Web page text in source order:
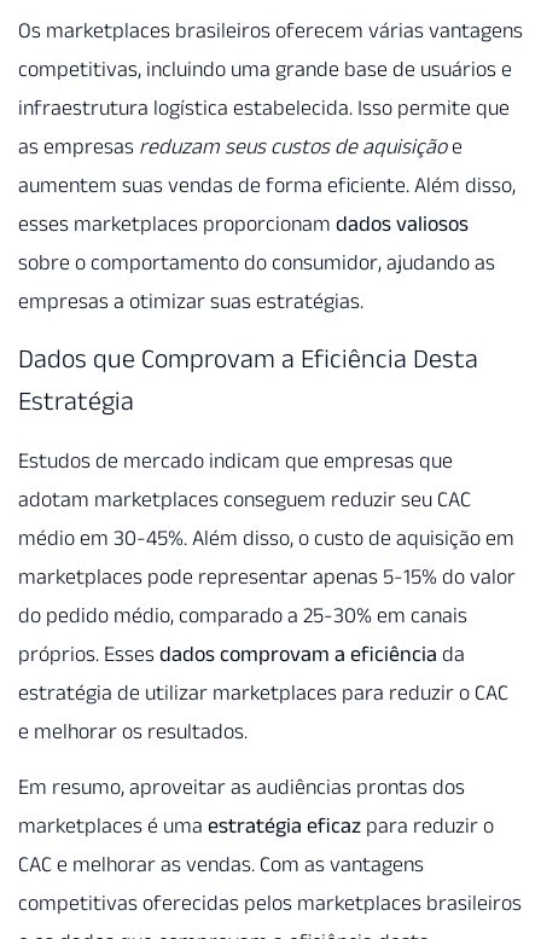
Os marketplaces brasileiros oferecem várias vantagens
competitivas, incluindo uma grande base de usuários e
infraestrutura logística estabelecida. Isso permite que
as empresas reduzam seus custos de aquisiçãoe
aumentem suas vendas de forma eficiente. Além disso,
esses marketplaces proporcionam dados valiosos
sobre o comportamento do consumidor, ajudando as
empresas a otimizar suas estratégias.
Dados que Comprovam a Eficiência Desta
Estratégia
Estudos de mercado indicam que empresas que
adotam marketplaces conseguem reduzir seu CAC
médio em 30-45%. Além disso, o custo de aquisição em
marketplaces pode representar apenas 5-15% do valor
do pedido médio, comparado a 25-30% em canais
próprios. Esses dados comprovam a eficiência da
estratégia de utilizar marketplaces para reduzir o CAC
e melhorar os resultados.
Em resumo, aproveitar as audiências prontas dos
marketplaces é uma estratégia eficaz para reduzir o
CAC e melhorar as vendas. Com as vantagens
competitivas oferecidas pelos marketplaces brasileiros